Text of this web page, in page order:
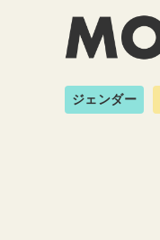
ジェンダー